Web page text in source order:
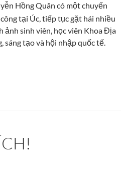
Hồng Quân có một chuyến
tại Úc, tiếp tục gặt hái nhiều
sinh viên, học viên Khoa Địa
sáng tạo và hội nhập quốc tế.